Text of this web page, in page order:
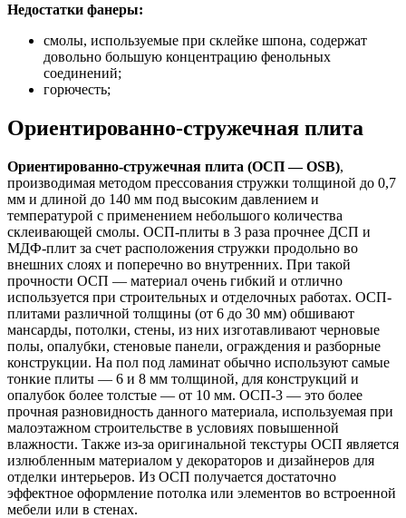
Недостатки фанеры:
смолы, используемые при склейке шпона, содержат
довольно большую концентрацию фенольных
соединений;
горючесть;
Ориентированно-стружечная плита
Ориентированно-стружечная плита (ОСП — OSB),
производимая методом прессования стружки толщиной до 0,7
мм и длиной до 140 мм под высоким давлением и
температурой с применением небольшого количества
склеивающей смолы. ОСП-плиты в 3 раза прочнее ДСП и
МДФ-плит за счет расположения стружки продольно во
внешних слоях и поперечно во внутренних. При такой
прочности ОСП — материал очень гибкий и отлично
используется при строительных и отделочных работах. ОСП-
плитами различной толщины (от 6 до 30 мм) обшивают
мансарды, потолки, стены, из них изготавливают черновые
полы, опалубки, стеновые панели, ограждения и разборные
конструкции. На пол под ламинат обычно используют самые
тонкие плиты — 6 и 8 мм толщиной, для конструкций и
опалубок более толстые — от 10 мм. ОСП-3 — это более
прочная разновидность данного материала, используемая при
малоэтажном строительстве в условиях повышенной
влажности. Также из-за оригинальной текстуры ОСП является
излюбленным материалом у декораторов и дизайнеров для
отделки интерьеров. Из ОСП получается достаточно
эффектное оформление потолка или элементов во встроенной
мебели или в стенах.